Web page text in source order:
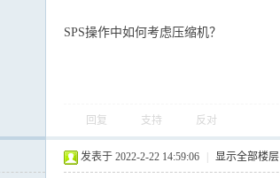
SPS操作中如何考虑压缩机？
回复 支持 反对
发表于 2022-2-22 14:59:06 显示全部楼层